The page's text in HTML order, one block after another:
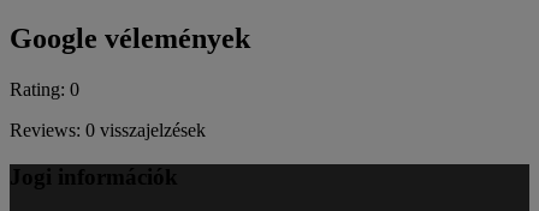
Google vélemények
Rating: 0
Reviews: 0 visszajelzések
Jogi információk